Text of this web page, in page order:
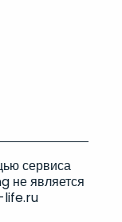
сервиса
не является
life.ru